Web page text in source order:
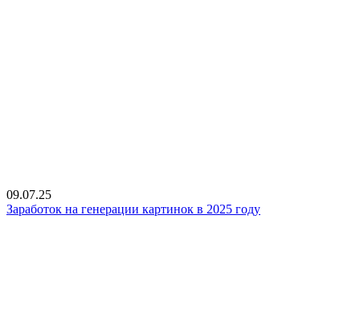
09.07.25
Заработок на генерации картинок в 2025 году